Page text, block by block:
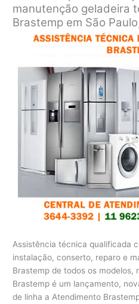
manutenção geladeira
Brastemp em São
Assistência técnica qualificada
instalação, conserto, reparo e
Brastemp de todos os modelos,
Brastemp é um lançamento,
de linha a Atendimento